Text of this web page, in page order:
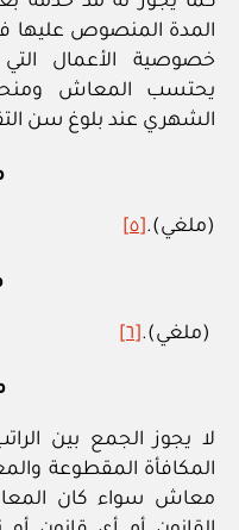
المدة المنصوص عليها
خصوصية الأعمال
يحتسب المعاش
الشهري عند بلوغ سن
(ملغي).[٥]
(ملغي).
لا يجوز الجمع بين
المكافأة المقطوعة
معاش سواء كان